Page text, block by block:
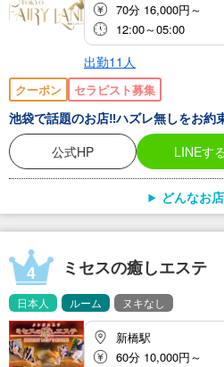
70分 16,000円～
12:00～05:00
出勤11人
クーポン セラピスト募集
池袋で話題のお店‼︎ハズレ無しをお約
公式HP
LINEす
どんなお
4 ミセスの癒しエステ
日本人 ルーム ヌキなし
新橋駅
60分 10,000円～